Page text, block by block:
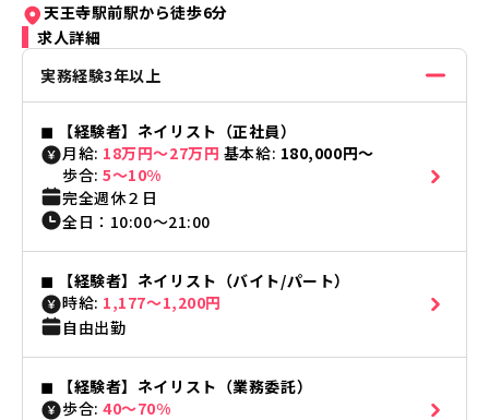
天王寺駅前駅から徒歩6分
求人詳細
実務経験3年以上
◼︎
【経験者】ネイリスト（正社員）
月給: 18万円〜27万円 基本給: 180,000円〜
歩合: 5〜10%
完全週休２日
全日 ： 10:00〜21:00
◼︎
【経験者】ネイリスト（バイト/パート）
時給: 1,177〜1,200円
自由出勤
◼︎
【経験者】ネイリスト（業務委託）
歩合: 40〜70%